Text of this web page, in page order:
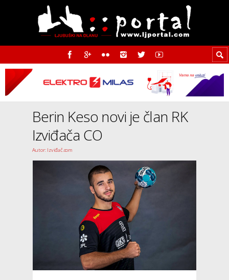
Berin Keso novi je član RK
Izviđača CO
Autor: Izviđač.com